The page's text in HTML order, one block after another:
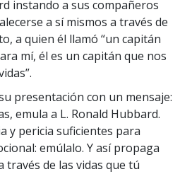
instando a sus compañeros
a sí mismos a través de
a quien él llamó “un capitán
mí, él es un capitán que nos
presentación con un mensaje:
emula a L. Ronald Hubbard.
y pericia suficientes para
emúlalo. Y así propaga
través de las vidas que tú